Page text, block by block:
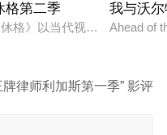
化”后幸存下来，但记忆却
格第二季
休格》以当代视角重新演绎
我与沃
Ahead of
牌律师利加斯第一季” 影评